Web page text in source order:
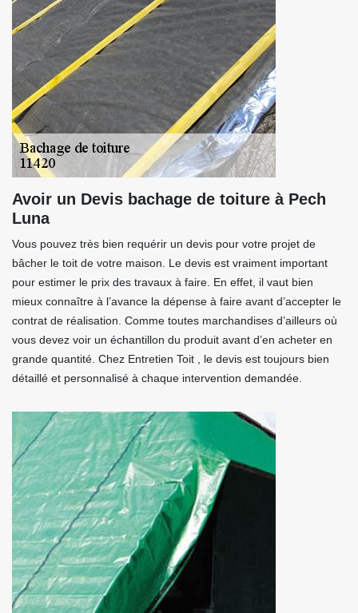
Avoir un Devis bachage de toiture à Pech
Luna
Vous pouvez très bien requérir un devis pour votre projet de
bâcher le toit de votre maison. Le devis est vraiment important
pour estimer le prix des travaux à faire. En effet, il vaut bien
mieux connaître à l’avance la dépense à faire avant d’accepter le
contrat de réalisation. Comme toutes marchandises d’ailleurs où
vous devez voir un échantillon du produit avant d’en acheter en
grande quantité. Chez Entretien Toit , le devis est toujours bien
détaillé et personnalisé à chaque intervention demandée.